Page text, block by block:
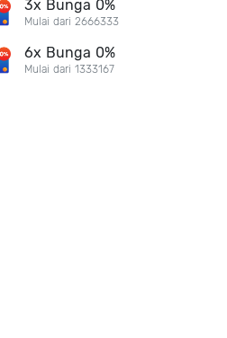
3x Bunga 0%
Mulai dari 2666333
6x Bunga 0%
Mulai dari 1333167